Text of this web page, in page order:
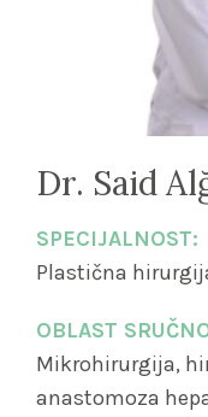
Dr. Said
SPECIJALNOST:
Plastična
OBLAST
Mikrohirurgija,
anastomoza